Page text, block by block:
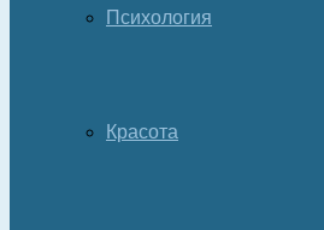
Психология
Красота